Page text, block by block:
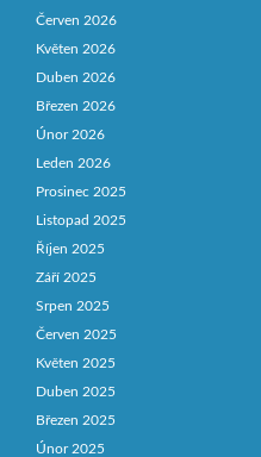
Červen 2026
Květen 2026
Duben 2026
Březen 2026
Únor 2026
Leden 2026
Prosinec 2025
Listopad 2025
Říjen 2025
Září 2025
Srpen 2025
Červen 2025
Květen 2025
Duben 2025
Březen 2025
Únor 2025